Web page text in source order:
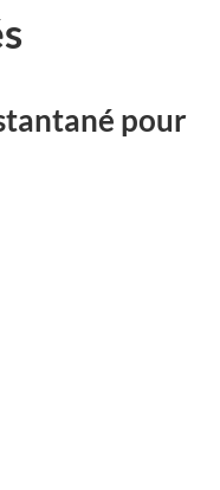
pour